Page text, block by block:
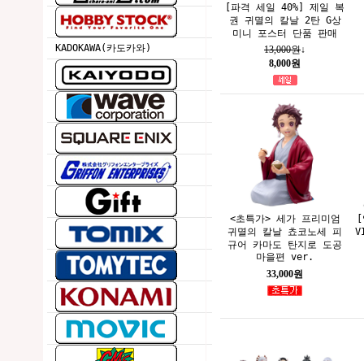
KADOKAWA(카도카와)
[파격 세일 40%] 제일 복
권 귀멸의 칼날 2탄 G상
미니 포스터 단품 판매
13,000원↓
8,000원
<초특가> 세가 프리미엄
귀멸의 칼날 쵸코노세 피
규어 카마도 탄지로 도공
마을편 ver.
33,000원
[